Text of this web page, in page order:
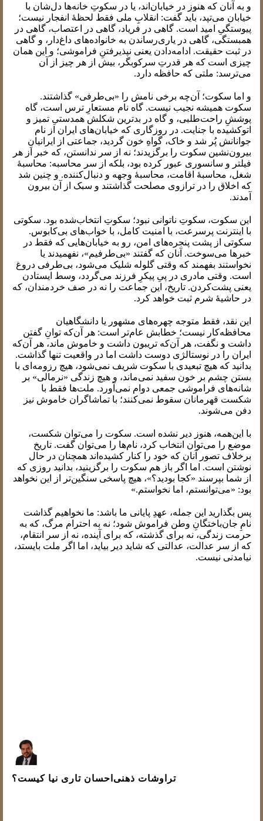
و به آنان که هنوز در خیابان‌اند، یا در سکوتِ خانه‌ها دل‌شان با
خیابان می‌تپد، باید گفت: انقلابِ ملی فقط لحظهٔ انفجار نیست؛
پیوستگیِ امید است. گاهی در فریاد، گاهی در اعتصاب، گاهی در
همبستگی، گاهی در یاری‌رساندن به خانواده‌های داغ‌دار، و گاهی
در ثبت حقیقت. ادامه‌دادن یعنی نپذیرفتنِ فراموشی؛ و این همان
چیزی است که هر قدرتِ سرکوبگر، بیش از هر چیز از آن
می‌ترسد: ملتی که حافظه دارد.
و اما سکوت؛ آن‌چه برخی نامش را «بی‌طرفی» گذاشتند.
سکوت همیشه نجیب نیست. گاه نام مستعارِ ترس است، گاه
پوششِ راحت‌طلبی، و گاه در بدترین شکلش همدستیِ تمیز و
اتوکشیده با جنایت. در روزگاری که خیابان‌های ایران از نام
جوانانش پُر شد و خاک، گواهِ خون گردید، جماعتی از ایرانیانِ
بیرون‌نشین سکوت را برگزیدند؛ نه از سر ندانستن، که خبر از هر
فیلتر و سانسوری عبور کرده بود، بلکه از سر محاسبه: محاسبهٔ
شغل، محاسبهٔ اقامت، محاسبهٔ وجهه و دنبال‌کننده. و چنین شد
که اخلاق را در ترازوی مصلحت گذاشتند و سبک از آن بیرون
آمدند.
این سکوت، سکوتِ ناتوانی نبود؛ سکوتِ انتخاب‌شده بود. سکوتی
با اینترنت پرسرعت، با امنیت کامل، با خواب‌های بی‌کابوس.
سکوتی از پشت پنجره‌های امن، رو به خیابان‌هایی که فقط در
خبرها می‌سوخت. آنان که گفتند «بی‌طرفیم»، نفهمیدند یا
نخواستند بفهمند که وقتی گلوله شلیک می‌شود، بی‌طرفی دروغ
است. وقتی مادری در پیِ پیکرِ فرزند می‌گردد، وسط ایستادن
یعنی پشت‌کردن. تاریخ، این جماعت را نه در صف خردمندان، که
در حاشیهٔ شرم ثبت خواهد کرد.
این نقد، فقط متوجه چهره‌های مشهور یا دانشگاهیان
محافظه‌کار نیست؛ خطابش عام‌تر است: هر آن‌که توانِ گفتن
داشت و نگفت، هر آن‌که تریبون داشت و خاموش ماند، هر آن‌که
ایران را در نوستالژی دوست داشت اما در واقعیت تنها گذاشت.
بدانید که هیچ تبعیدی با سکوت شریف نمی‌شود، هیچ رزومه‌ای با
بستن چشم بر خون سفید نمی‌ماند، و هیچ زندگی «نرمالی» بر
شانه‌های فراموشی جمعی دوام نمی‌آورد. ملت‌ها فقط با
شکست قهرمانان سقوط نمی‌کنند؛ با تماشاگران خاموش نیز
دفن می‌شوند.
با این‌همه، هنوز دیر نشده است. سکوت را می‌توان شکست،
موضع را می‌توان انتخاب کرد، نام‌ها را می‌توان گفت. تاریخ
برخلاف تصور آنان که خود را کنار کشیده‌اند همچنان در حال
نوشتن است. اما اگر باز هم سکوت را برگزینید، بدانید روزی که
از شما بپرسند «کجا بودید؟»، هیچ پاسخی سنگین‌تر از این نخواهد
بود: «می‌توانستم، اما نخواستم.»
پس بگذارید این جمله، عهدِ پایانی ما باشد: ما نخواهیم گذاشت
نامِ جان‌باختگانِ وطن فراموش شود؛ نه به احترام مرگ، که به
حرمت زندگی، نه برای گذشته، که برای آینده، نه از سر انتقام،
که از سر عدالت، عدالتی که شاید دیر بیاید، اما اگر ملت بایستد،
نیامدنی نیست.
احسان تاری نیا کیست؟ تراوشات ذهنی